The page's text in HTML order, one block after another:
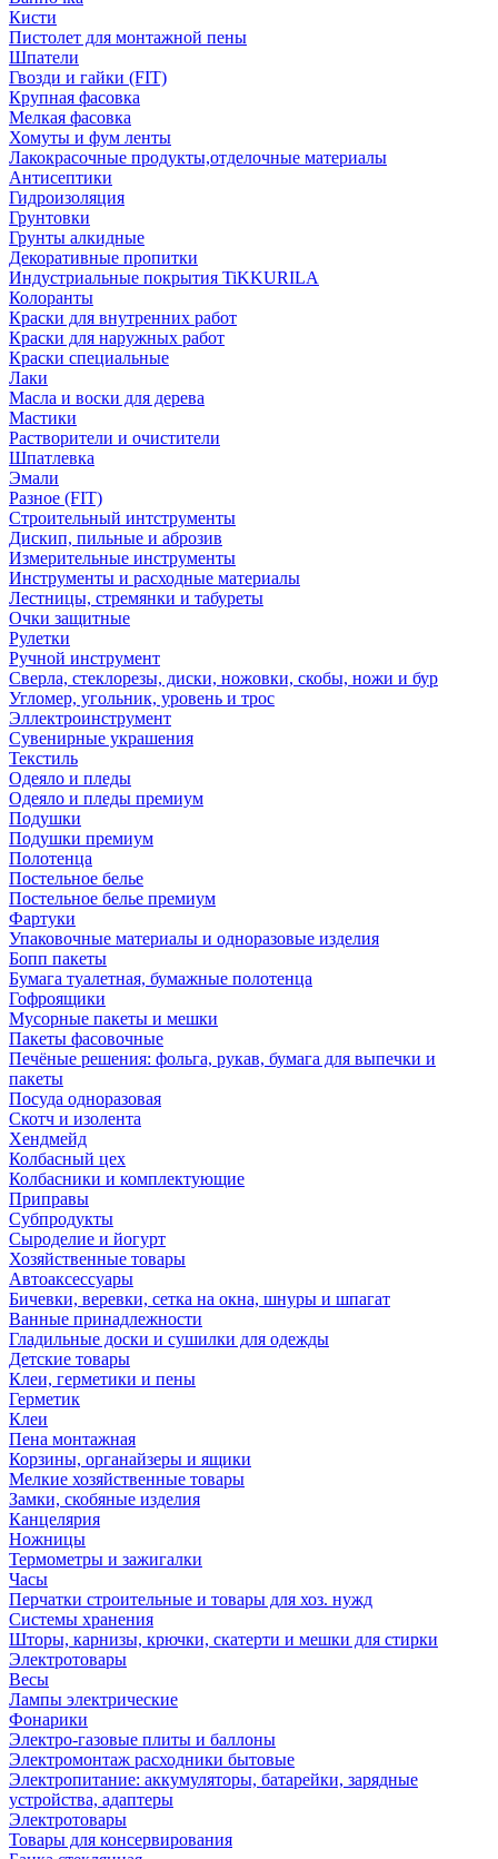
Кисти
Пистолет для монтажной пены
Шпатели
Гвозди и гайки (FIT)
Крупная фасовка
Мелкая фасовка
Хомуты и фум ленты
Лакокрасочные продукты,отделочные материалы
Антисептики
Гидроизоляция
Грунтовки
Грунты алкидные
Декоративные пропитки
Индустриальные покрытия TiKKURILA
Колоранты
Краски для внутренних работ
Краски для наружных работ
Краски специальные
Лаки
Масла и воски для дерева
Мастики
Растворители и очистители
Шпатлевка
Эмали
Разное (FIT)
Строительный интструменты
Дискип, пильные и аброзив
Измерительные инструменты
Инструменты и расходные материалы
Лестницы, стремянки и табуреты
Очки защитные
Рулетки
Ручной инструмент
Сверла, стеклорезы, диски, ножовки, скобы, ножи и бур
Угломер, угольник, уровень и трос
Эллектроинструмент
Сувенирные украшения
Текстиль
Одеяло и пледы
Одеяло и пледы премиум
Подушки
Подушки премиум
Полотенца
Постельное белье
Постельное белье премиум
Фартуки
Упаковочные материалы и одноразовые изделия
Бопп пакеты
Бумага туалетная, бумажные полотенца
Гофроящики
Мусорные пакеты и мешки
Пакеты фасовочные
Печёные решения: фольга, рукав, бумага для выпечки и
пакеты
Посуда одноразовая
Скотч и изолента
Хендмейд
Колбасный цех
Колбасники и комплектующие
Приправы
Субпродукты
Сыроделие и йогурт
Хозяйственные товары
Автоаксессуары
Бичевки, веревки, сетка на окна, шнуры и шпагат
Ванные принадлежности
Гладильные доски и сушилки для одежды
Детские товары
Клеи, герметики и пены
Герметик
Клеи
Пена монтажная
Корзины, органайзеры и ящики
Мелкие хозяйственные товары
Замки, скобяные изделия
Канцелярия
Ножницы
Термометры и зажигалки
Часы
Перчатки строительные и товары для хоз. нужд
Системы хранения
Шторы, карнизы, крючки, скатерти и мешки для стирки
Электротовары
Весы
Лампы электрические
Фонарики
Электро-газовые плиты и баллоны
Электромонтаж расходники бытовые
Электропитание: аккумуляторы, батарейки, зарядные
устройства, адаптеры
Электротовары
Товары для консервирования